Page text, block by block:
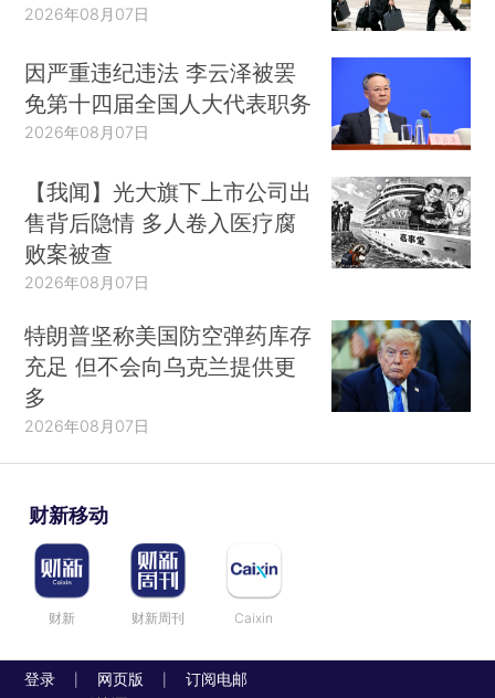
2026年08月07日
因严重违纪违法 李云泽被罢
免第十四届全国人大代表职务
2026年08月07日
【我闻】光大旗下上市公司出
售背后隐情 多人卷入医疗腐
败案被查
2026年08月07日
特朗普坚称美国防空弹药库存
充足 但不会向乌克兰提供更
多
2026年08月07日
财新移动
财新 财新周刊 Caixin
登录 网页版 订阅电邮